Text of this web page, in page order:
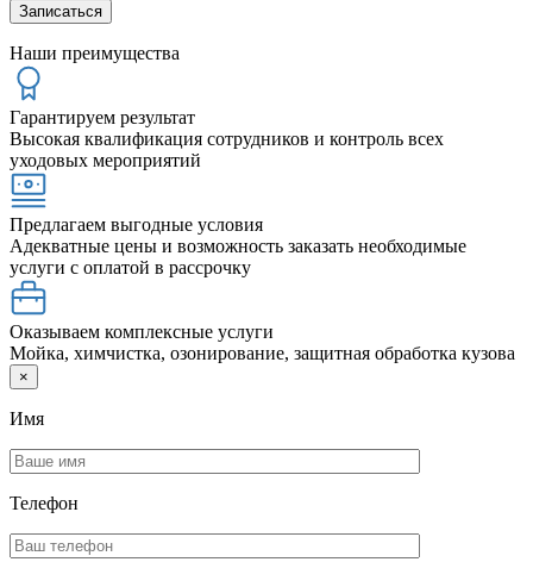
Наши преимущества
Гарантируем результат
Высокая квалификация сотрудников и контроль всех
уходовых мероприятий
Предлагаем выгодные условия
Адекватные цены и возможность заказать необходимые
услуги с оплатой в рассрочку
Оказываем комплексные услуги
Мойка, химчистка, озонирование, защитная обработка кузова
×
Имя
Телефон